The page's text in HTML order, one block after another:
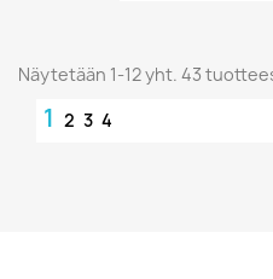
Näytetään 1-12 yht. 43
1 2 3 4